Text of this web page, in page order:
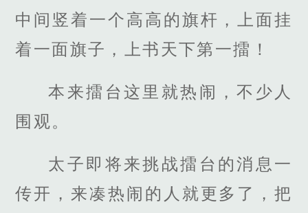
中间竖着一个高高的旗杆，上面挂
着一面旗子，上书天下第一擂！
本来擂台这里就热闹，不少人
围观。
太子即将来挑战擂台的消息一
传开，来凑热闹的人就更多了，把